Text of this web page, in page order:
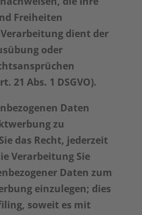
Freiheiten
dient der
oder
21 Abs. 1 DSGVO).
Daten
zu
das Recht, jederzeit
Verarbeitung Sie
Daten zum
einzulegen; dies
soweit es mit